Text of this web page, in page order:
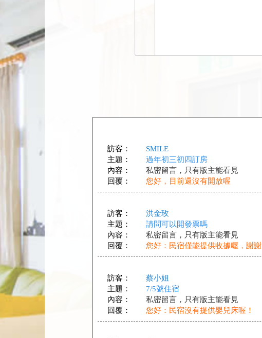
訪客：
SMILE
主題：
過年初三初四訂房
內容：
私密留言，只有版主能看見
回覆：
您好，目前還沒有開放喔
訪客：
洪金玫
主題：
請問可以開發票嗎
內容：
私密留言，只有版主能看見
回覆：
您好：民宿僅能提供收據喔，謝謝
訪客：
蔡小姐
主題：
7/5號住宿
內容：
私密留言，只有版主能看見
回覆：
您好：民宿沒有提供嬰兒床喔！